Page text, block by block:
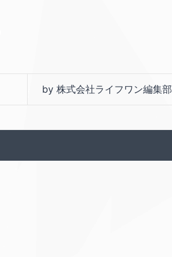
by 株式会社ライフワン編集部